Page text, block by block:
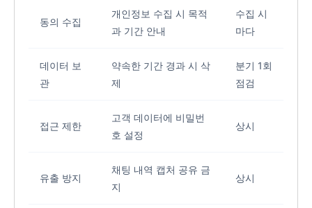
동의 수집
개인정보 수집 시 목적
과 기간 안내
수집 시
마다
데이터 보
관
약속한 기간 경과 시 삭
제
분기 1회
점검
접근 제한
고객 데이터에 비밀번
호 설정
상시
유출 방지
채팅 내역 캡처 공유 금
지
상시